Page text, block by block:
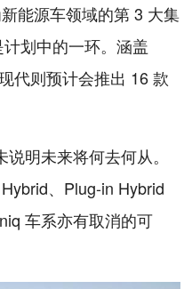
能源车领域的第 3 大集
划中的一环。涵盖
代则预计会推出 16 款
明未来将何去何从。
、Plug-in Hybrid
车系亦有取消的可